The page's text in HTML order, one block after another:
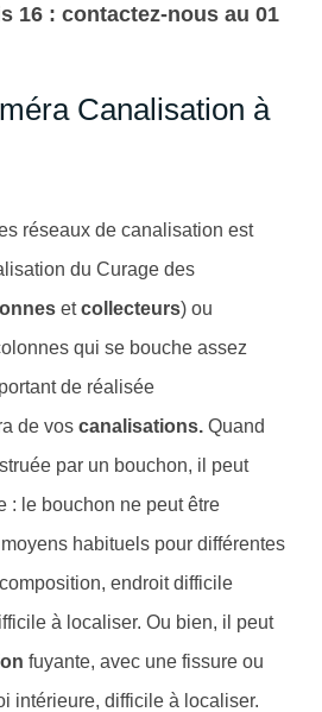
16 : contactez-nous au 01
Canalisation à
réseaux de canalisation est
du Curage des
etcollecteurs) ou
qui se bouche assez
de réalisée
de vos canalisations. Quand
par un bouchon, il peut
: le bouchon ne peut être
habituels pour différentes
endroit difficile
à localiser. Ou bien, il peut
fuyante, avec une fissure ou
intérieure, difficile à localiser.